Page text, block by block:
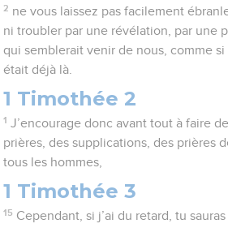
2 ne vous laissez pas facilement
ni troubler par une révélation, par une
qui semblerait venir de nous, comme
était déjà là.
1 Timothée 2
1 J’encourage donc avant tout à faire
prières, des supplications, des prières
tous les hommes,
1 Timothée 3
15 Cependant, si j’ai du retard, tu